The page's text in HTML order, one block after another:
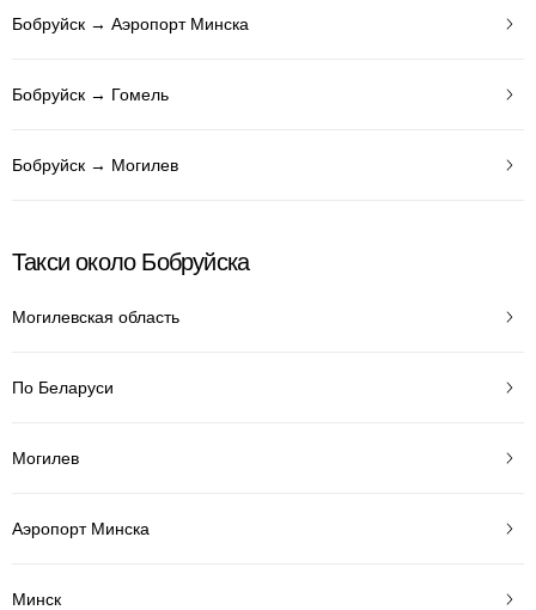
Бобруйск → Аэропорт Минска
Бобруйск → Гомель
Бобруйск → Могилев
Такси около Бобруйска
Могилевская область
По Беларуси
Могилев
Аэропорт Минска
Минск